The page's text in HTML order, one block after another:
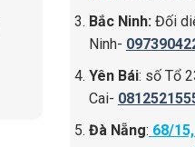
Bắc Ninh: Đối
Ninh-
Yên Bái: số Tổ
Cai-
Đà Nẵng: 68/